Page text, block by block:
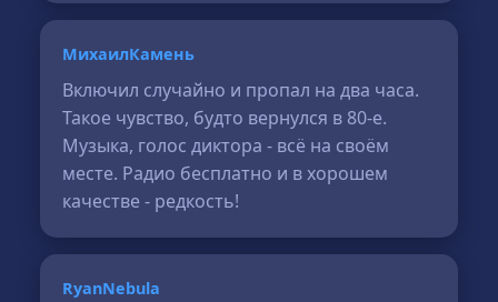
МихаилКамень
Включил случайно и пропал на два часа.
Такое чувство, будто вернулся в 80-е.
Музыка, голос диктора - всё на своём
месте. Радио бесплатно и в хорошем
качестве - редкость!
RyanNebula